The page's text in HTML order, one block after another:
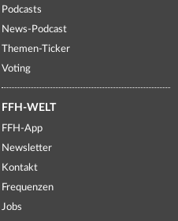
Podcasts
News-Podcast
Themen-Ticker
Voting
FFH-WELT
FFH-App
Newsletter
Kontakt
Frequenzen
Jobs